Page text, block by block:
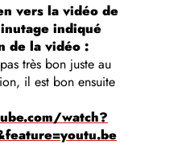
vers la vidéo de
indiqué
de la vidéo :
très bon juste au
il est bon ensuite
watch?